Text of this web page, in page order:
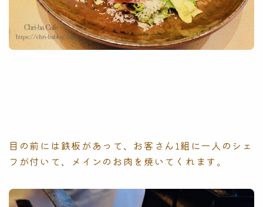
目の前には鉄板があって、お客さん1組に一人のシェ
フが付いて、メインのお肉を焼いてくれます。